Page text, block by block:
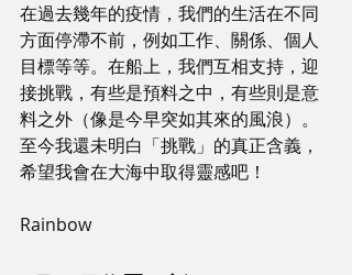
在過去幾年的疫情，我們的生活在不同
方面停滯不前，例如工作、關係、個人
目標等等。在船上，我們互相支持，迎
接挑戰，有些是預料之中，有些則是意
料之外（像是今早突如其來的風浪）。
至今我還未明白「挑戰」的真正含義，
希望我會在大海中取得靈感吧！
Rainbow